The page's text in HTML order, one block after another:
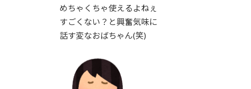
めちゃくちゃ使えるよねぇ
すごくない？と興奮気味に
話す変なおばちゃん(笑)